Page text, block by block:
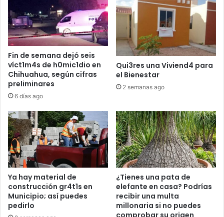
Fin de semana dejó seis
víct1m4s de h0mic1dio en
Chihuahua, según cifras
preliminares
6 días ago
Qui3res una Viviend4 para
el Bienestar
2 semanas ago
Ya hay material de
construcción gr4t1s en
Municipio; así puedes
pedirlo
¿Tienes una pata de
elefante en casa? Podrías
recibir una multa
millonaria si no puedes
comprobar su origen